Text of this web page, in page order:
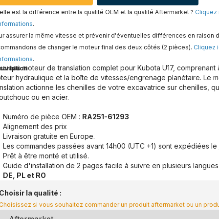
est la différence entre la qualité OEM et la qualité Aftermarket ? Cliquez
.
assurer la même vitesse et prévenir d'éventuelles différences en raison
de changer le moteur final des deux côtés (2 pièces). Cliquez
.
moteur de translation complet pour Kubota U17, comprenant
hydraulique et la boîte de vitesses/engrenage planétaire. Le
actionne les chenilles de votre excavatrice sur chenilles,
ou en acier.
Numéro de pièce OEM : RA251-61293
Alignement des prix
Livraison gratuite en Europe.
Les commandes passées avant 14h00 (UTC +1) sont expédiées le
Prêt à être monté et utilisé.
Guide d'installation de 2 pages facile à suivre en plusieurs langues
DE, PL et RO
Choisir la qualité :
si vous souhaitez commander un produit aftermarket ou un